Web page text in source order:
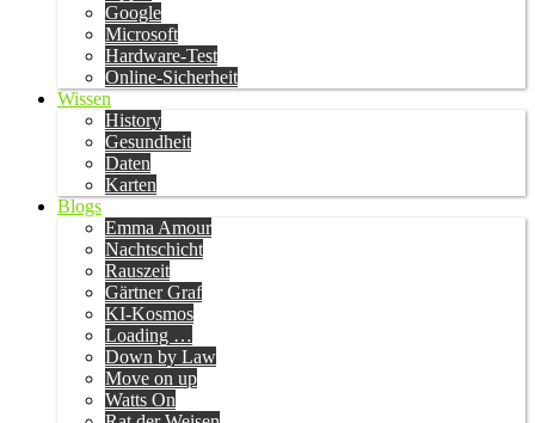
Google
Microsoft
Hardware-Test
Online-Sicherheit
Wissen
History
Gesundheit
Daten
Karten
Blogs
Emma Amour
Nachtschicht
Rauszeit
Gärtner Graf
KI-Kosmos
Loading …
Down by Law
Move on up
Watts On